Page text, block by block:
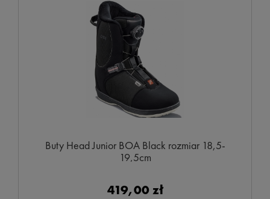
Buty Head Junior BOA Black rozmiar 18,5-
19,5cm
419,00 zł